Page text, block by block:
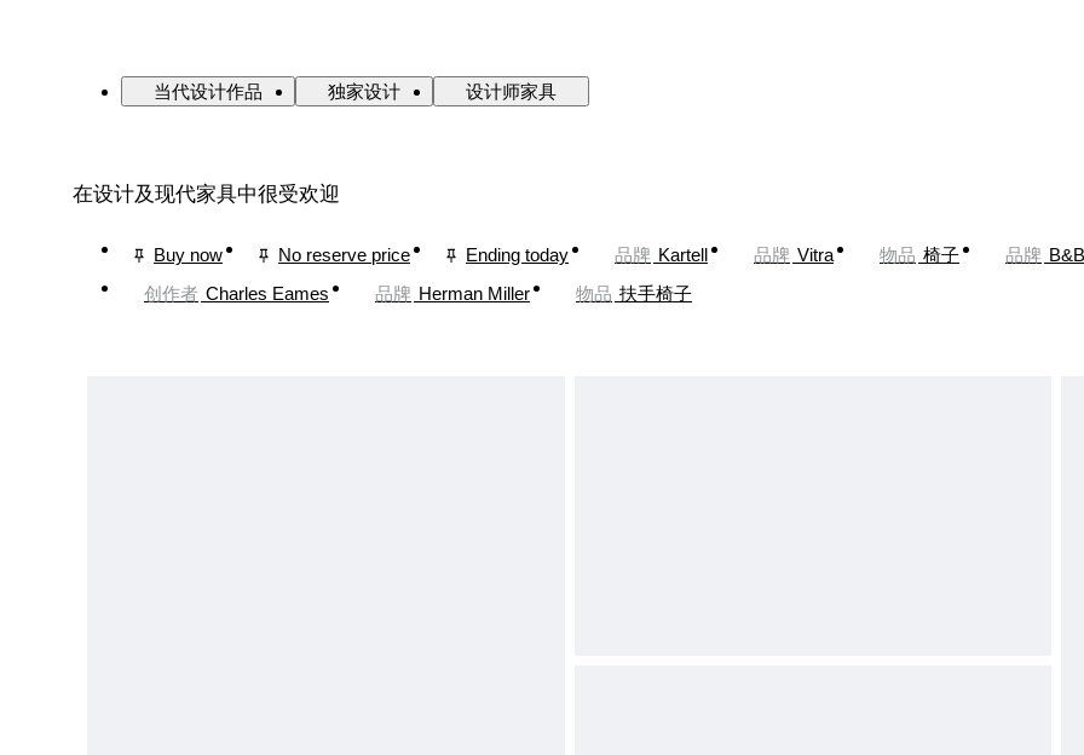
当代设计作品 独家设计 设计师家具
在设计及现代家具中很受欢迎
Buy now No reserve price Ending today 品牌 Kartell 品牌 Vitra 物品 椅子 品牌
创作者 Charles Eames 品牌 Herman Miller 物品 扶手椅子